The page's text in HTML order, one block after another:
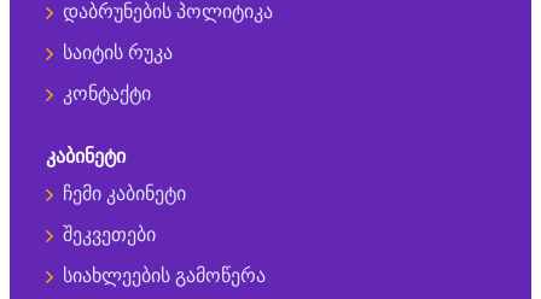
დაბრუნების პოლიტიკა
საიტის რუკა
კონტაქტი
ᲙᲐᲑᲘᲜᲔᲢᲘ
ჩემი კაბინეტი
შეკვეთები
სიახლეების გამოწერა